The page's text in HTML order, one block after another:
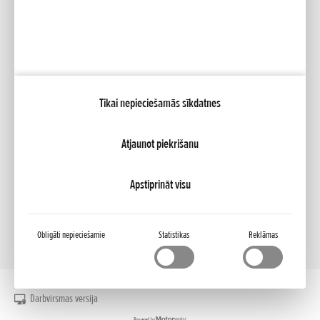
Tikai nepieciešamās sīkdatnes
Atjaunot piekrišanu
Apstiprināt visu
Obligāti nepieciešamie Statistikas Reklāmas
Darbvirsmas versija